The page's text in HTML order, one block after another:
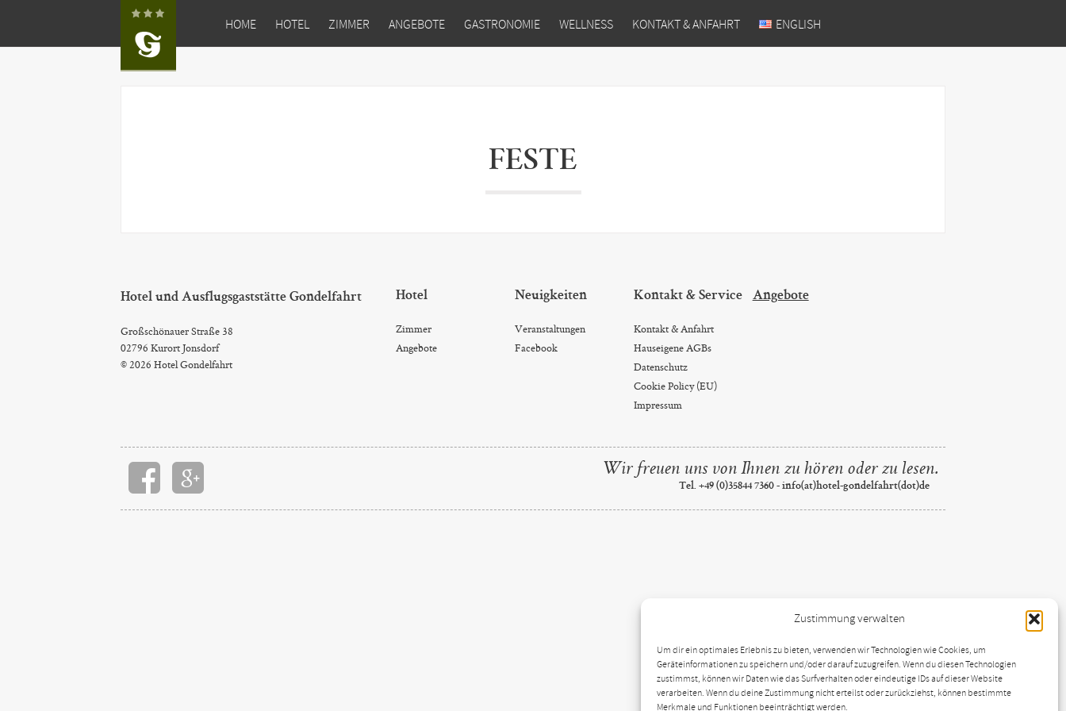
Zustimmung verwalten
Um dir ein optimales Erlebnis zu bieten, verwenden wir Technologien wie Cookies, um
Geräteinformationen zu speichern und/oder darauf zuzugreifen. Wenn du diesen Technologien
zustimmst, können wir Daten wie das Surfverhalten oder eindeutige IDs auf dieser Website
verarbeiten. Wenn du deine Zustimmung nicht erteilst oder zurückziehst, können bestimmte
Merkmale und Funktionen beeinträchtigt werden.
HOME HOTEL ZIMMER ANGEBOTE GASTRONOMIE WELLNESS KONTAKT & ANFAHRT ENGLISH
FESTE
Hotel und Ausflugsgaststätte Gondelfahrt
Großschönauer Straße 38
02796 Kurort Jonsdorf
© 2026 Hotel Gondelfahrt
Hotel
Zimmer
Angebote
Neuigkeiten
Veranstaltungen
Facebook
Kontakt & Service
Kontakt & Anfahrt
Hauseigene AGBs
Datenschutz
Cookie Policy (EU)
Impressum
Angebote
Wir freuen uns von Ihnen zu hören oder zu lesen.
Tel. +49 (0)35844 7360 - info(at)hotel-gondelfahrt(dot)de